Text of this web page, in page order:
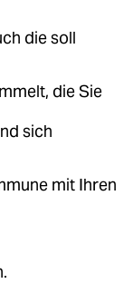
die soll
die Sie
sich
mit Ihren